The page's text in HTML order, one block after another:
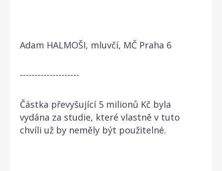
Adam HALMOŠI, mluvčí, MČ Praha 6
--------------------
Částka převyšující 5 milionů Kč byla
vydána za studie, které vlastně v tuto
chvíli už by neměly být použitelné.